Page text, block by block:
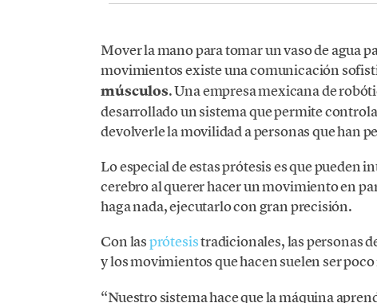
Mover la mano para tomar un vaso de agua
movimientos existe una comunicación
músculos. Una empresa mexicana de
desarrollado un sistema que permite
devolverle la movilidad a personas que han
Lo especial de estas prótesis es que pueden
cerebro al querer hacer un movimiento en
haga nada, ejecutarlo con gran precisión.
Con lasprótesistradicionales, las personas
y los movimientos que hacen suelen ser
“Nuestro sistema hace que la máquina